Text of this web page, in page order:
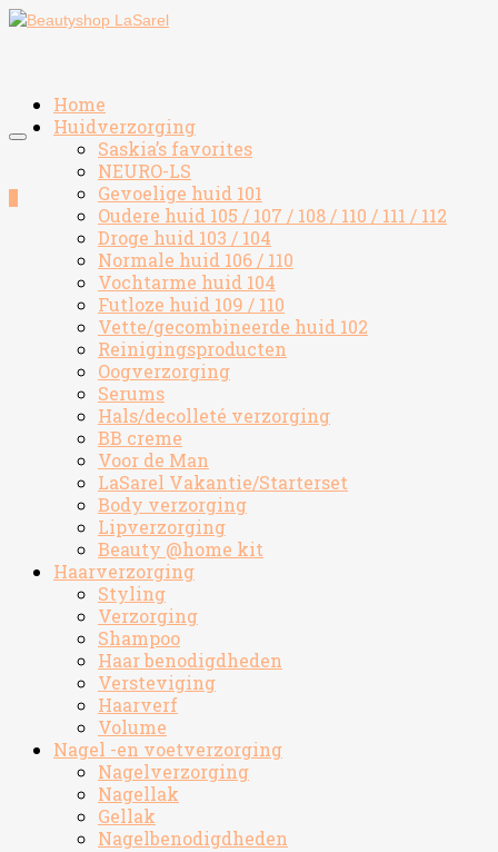
Home
Huidverzorging
Saskia’s favorites
NEURO-LS
Gevoelige huid 101
Oudere huid 105 / 107 / 108 / 110 / 111 / 112
Droge huid 103 / 104
Normale huid 106 / 110
Vochtarme huid 104
Futloze huid 109 / 110
Vette/gecombineerde huid 102
Reinigingsproducten
Oogverzorging
Serums
Hals/decolleté verzorging
BB creme
Voor de Man
LaSarel Vakantie/Starterset
Body verzorging
Lipverzorging
Beauty @home kit
Haarverzorging
Styling
Verzorging
Shampoo
Haar benodigdheden
Versteviging
Haarverf
Volume
Nagel -en voetverzorging
Nagelverzorging
Nagellak
Gellak
Nagelbenodigdheden